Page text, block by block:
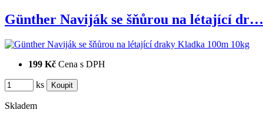
Günther Naviják se šňůrou na létající dr…
199 Kč Cena s DPH
ks
Skladem